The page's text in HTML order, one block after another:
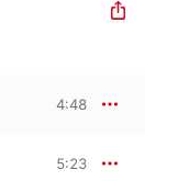
4:48
5:23